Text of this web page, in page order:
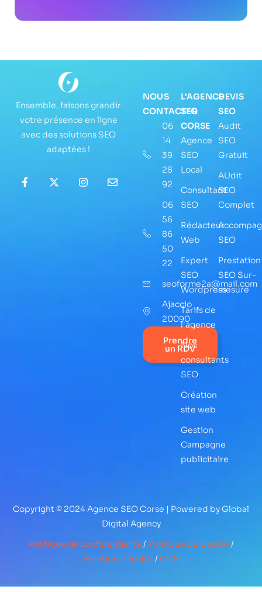
Ensemble, faisons grandir
votre présence en ligne
avec des solutions SEO
adaptées !
NOUS
CONTACTER
06
14
39
28
92
06
56
86
50
22
seoforme2a@mail.com
Ajaccio
20090
Prendre
un RDV
L'AGENCE
SEO
CORSE
Agence
SEO
Local
Consultant
SEO
Rédacteur
Web
Expert
SEO
Wordpress
Tarifs de
l'agence
Nos
consultants
SEO
Création
site web
Gestion
Campagne
publicitaire
DEVIS
SEO
Audit
SEO
Gratuit
AUdit
SEO
Complet
SEO
Prestation
SEO Sur-
mesure
Copyright © 2024 Agence SEO Corse | Powered by Global
Digital Agency
Politique de confidentialité / Politique de Cookie /
Mentions légales/ CGS